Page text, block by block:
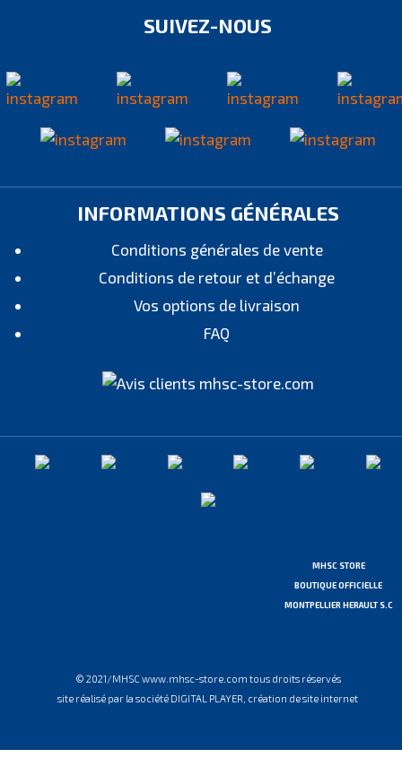
SUIVEZ-NOUS
INFORMATIONS GÉNÉRALES
Conditions générales de vente
Conditions de retour et d’échange
Vos options de livraison
FAQ
MHSC STORE
BOUTIQUE OFFICIELLE
MONTPELLIER HERAULT S.C
© 2021/MHSC www.mhsc-store.com tous droits réservés
site réalisé par la société DIGITAL PLAYER, création de site internet